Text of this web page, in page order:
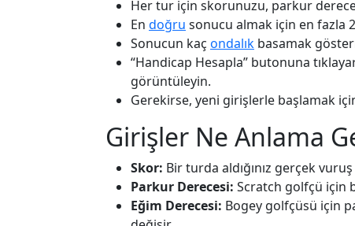
Her tur için skorunuzu, parkur
En doğru sonucu almak için en fazla
Sonucun kaç ondalık basamak
“Handicap Hesapla” butonuna
görüntüleyin.
Gerekirse, yeni girişlerle başlamak için
Girişler Ne Anlama
Skor: Bir turda aldığınız gerçek vuruş
Parkur Derecesi: Scratch golfçü için
Eğim Derecesi: Bogey golfçüsü için